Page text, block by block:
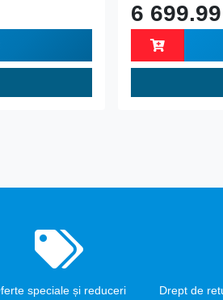
6
speciale și reduceri
Drept de